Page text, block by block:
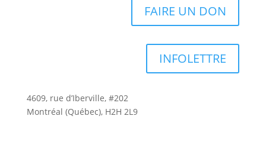
FAIRE UN DON
INFOLETTRE
4609, rue d’Iberville, #202
Montréal (Québec), H2H 2L9